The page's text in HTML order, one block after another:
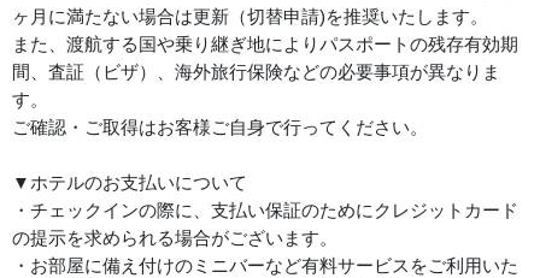
ヶ月に満たない場合は更新（切替申請)を推奨いたします。
また、渡航する国や乗り継ぎ地によりパスポートの残存有効期
間、査証（ビザ）、海外旅行保険などの必要事項が異なりま
す。
ご確認・ご取得はお客様ご自身で行ってください。
▼ホテルのお支払いについて
・チェックインの際に、支払い保証のためにクレジットカード
の提示を求められる場合がございます。
・お部屋に備え付けのミニバーなど有料サービスをご利用いた